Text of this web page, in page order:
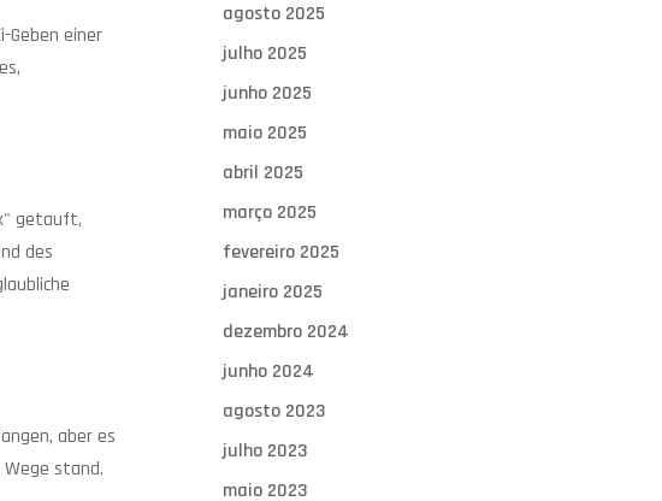
Geben einer
getauft,
des
aber es
stand.
agosto 2025
julho 2025
junho 2025
maio 2025
abril 2025
março 2025
fevereiro 2025
janeiro 2025
dezembro 2024
junho 2024
agosto 2023
julho 2023
maio 2023